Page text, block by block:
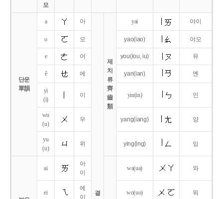
모
단운
單韻
a 아
결
제
치
류
齊
齒
類
yai 야이
o 오 yao(iao) 야오
e 어 you(iou,iu) 유
ê 에 yan(ian) 옌
yi
(i)
이 yin(in) 인
wu
(u)
우 yang(iang) 양
yu
(u)
위 ying(ing) 잉
ai
아
이
wa(ua) 와
ei
에
이
wo(uo) 워